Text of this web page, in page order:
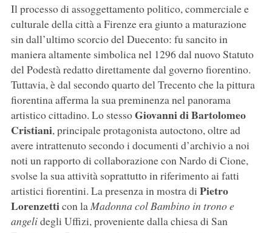
Il processo di assoggettamento politico, commerciale e
culturale della città a Firenze era giunto a maturazione
sin dall’ultimo scorcio del Duecento: fu sancito in
maniera altamente simbolica nel 1296 dal nuovo Statuto
del Podestà redatto direttamente dal governo fiorentino.
Tuttavia, è dal secondo quarto del Trecento che la pittura
fiorentina afferma la sua preminenza nel panorama
artistico cittadino. Lo stessoGiovanni di Bartolomeo
Cristiani, principale protagonista autoctono, oltre ad
avere intrattenuto secondo i documenti d’archivio a noi
noti un rapporto di collaborazione con Nardo di Cione,
svolse la sua attività soprattutto in riferimento ai fatti
artistici fiorentini. La presenza in mostra di Pietro
Lorenzetticon la Madonna col Bambino in trono e
angelidegli Uffizi, proveniente dalla chiesa di San